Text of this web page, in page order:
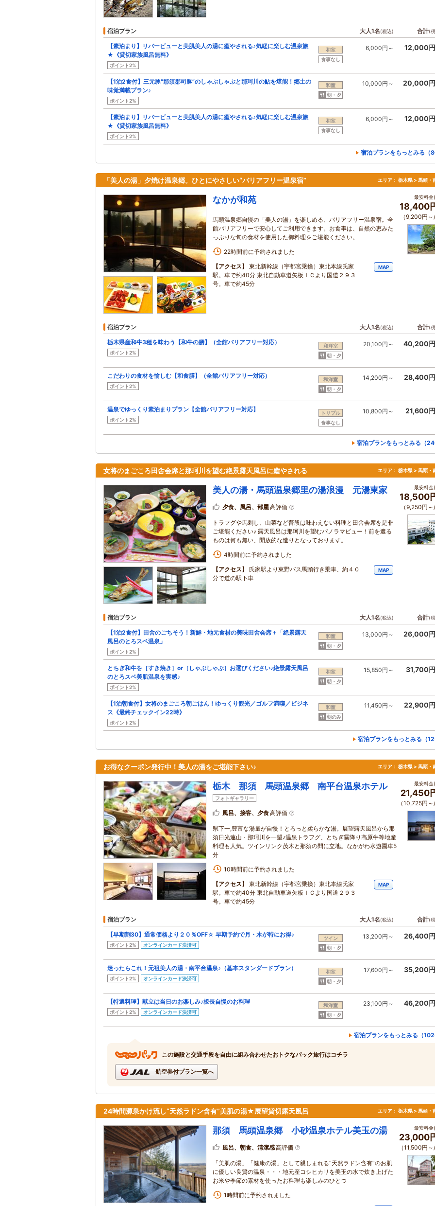
宿泊プラン 大人1名(税込) 合計(
【素泊まり】リバービューと美肌美人の湯に癒やされる♪気軽に楽しむ温泉旅
★《貸切家族風呂無料》
ポイント2%
和室
食事なし
6,000円～ 12,000
【1泊2食付】三元豚“那須郡司豚”のしゃぶしゃぶと那珂川の鮎を堪能！郷土の
味覚満載プラン♪
ポイント2%
和室
朝・夕
10,000円～ 20,000
【素泊まり】リバービューと美肌美人の湯に癒やされる♪気軽に楽しむ温泉旅
★《貸切家族風呂無料》
ポイント2%
和室
食事なし
6,000円～ 12,000
宿泊プランをもっとみる（8
「美人の湯」夕焼け温泉郷。ひとにやさしい“バリアフリー温泉宿” エリア： 栃木県 > 馬頭・
なかが和苑
馬頭温泉郷自慢の「美人の湯」を楽しめる、バリアフリー温泉宿。全
館バリアフリーで安心してご利用できます。お食事は、自然の恵みた
っぷりな旬の食材を使用した御料理をご堪能ください。
22時間前に予約されました
【アクセス】
東北新幹線（宇都宮乗換）東北本線氏家
駅。車で約40分 東北自動車道矢板ＩＣより国道２９３
号。車で約45分
MAP
最安料金
18,400
（9,200円～/
宿泊プラン 大人1名(税込) 合計(
栃木県産和牛3種を味わう【和牛の膳】（全館バリアフリー対応）
ポイント2%
和洋室
朝・夕
20,100円～ 40,200
こだわりの食材を愉しむ【和食膳】（全館バリアフリー対応）
ポイント2%
和洋室
朝・夕
14,200円～ 28,400
温泉でゆっくり素泊まりプラン【全館バリアフリー対応】
ポイント2%
トリプル
食事なし
10,800円～ 21,600
宿泊プランをもっとみる（24
女将のまごころ田舎会席と那珂川を望む絶景露天風呂に癒やされる エリア： 栃木県 > 馬頭・
美人の湯・馬頭温泉郷里の湯浪漫 元湯東家
夕食、風呂、部屋高評価
トラフグや馬刺し、山菜など普段は味わえない料理と田舎会席を是非
ご堪能ください♪ 露天風呂は那珂川を望むパノラマビュー！前を遮る
ものは何も無い、開放的な造りとなっております。
4時間前に予約されました
【アクセス】
氏家駅より東野バス馬頭行き乗車、約４０
分で道の駅下車
MAP
最安料金
18,500
（9,250円～/
宿泊プラン 大人1名(税込) 合計(
【1泊2食付】田舎のごちそう！新鮮・地元食材の美味田舎会席＋「絶景露天
風呂のとろスベ温泉」
ポイント2%
和室
朝・夕
13,000円～ 26,000
とちぎ和牛を［すき焼き］or［しゃぶしゃぶ］お選びください♪絶景露天風呂
のとろスベ美肌温泉を実感♪
ポイント2%
和室
朝・夕
15,850円～ 31,700
【1泊朝食付】女将のまごころ朝ごはん！ゆっくり観光／ゴルフ満喫／ビジネ
ス《最終チェックイン22時》
ポイント2%
和室
朝のみ
11,450円～ 22,900
宿泊プランをもっとみる（12
お得なクーポン発行中！美人の湯をご堪能下さい♪ エリア： 栃木県 > 馬頭・
栃木 那須 馬頭温泉郷 南平台温泉ホテル
フォトギャラリー
風呂、接客、夕食高評価
県下一,豊富な湯量が自慢！とろっと柔らかな湯。展望露天風呂から那
須日光連山・那珂川を一望♪温泉トラフグ、とちぎ霧降り高原牛等地産
料理も人気。ツインリンク茂木と那須の間に立地。なかがわ水遊園車5
分
10時間前に予約されました
【アクセス】
東北新幹線（宇都宮乗換）東北本線氏家
駅。車で約40分 東北自動車道矢板ＩＣより国道２９３
号。車で約45分
MAP
最安料金
21,450
（10,725円～/
宿泊プラン 大人1名(税込) 合計(
【早期割30】通常価格より２０％OFF☆ 早期予約で月・木が特にお得♪
ポイント2% オンラインカード決済可
ツイン
朝・夕
13,200円～ 26,400
迷ったらこれ！元祖美人の湯・南平台温泉♪（基本スタンダードプラン）
ポイント2% オンラインカード決済可
和室
朝・夕
17,600円～ 35,200
【特選料理】献立は当日のお楽しみ♪板長自慢のお料理
ポイント2% オンラインカード決済可
和洋室
朝・夕
23,100円～ 46,200
宿泊プランをもっとみる（102
この施設と交通手段を自由に組み合わせたおトクなパック旅行はコチラ
航空券付プラン一覧へ
24時間源泉かけ流し“天然ラドン含有”美肌の湯★展望貸切露天風呂 エリア： 栃木県 > 馬頭・
那須 馬頭温泉郷 小砂温泉ホテル美玉の湯
風呂、朝食、清潔感高評価
「美肌の湯」「健康の湯」として親しまれる“天然ラドン含有”のお肌
に優しい良質の温泉・・・地元産コシヒカリを美玉の水で炊き上げた
お米や季節の素材を使ったお料理も楽しみのひとつ
1時間前に予約されました
最安料金
23,000
（11,500円～/